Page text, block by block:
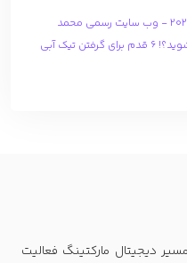
بهترین زمان پست گذاشتن در اینستاگرام 2024 - وب سایت رسمی محمد
چگونه در اینستاگرام تأیید شوید؟! 6 قدم برای گرفتن تیک آبی
مسیر دیجیتال مارکتینگ فعالیت